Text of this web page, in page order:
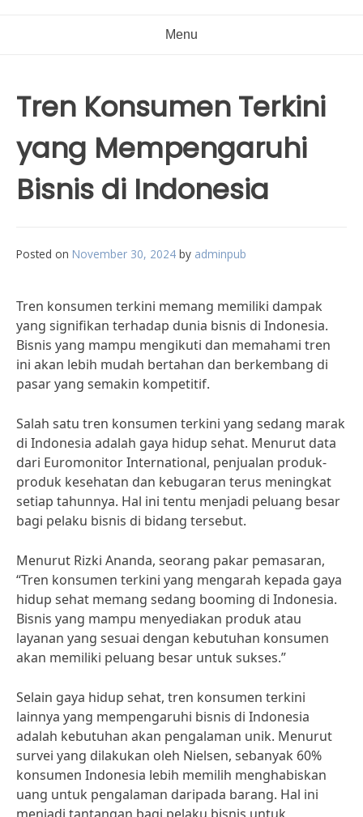
Menu
Tren Konsumen Terkini
yang Mempengaruhi
Bisnis di Indonesia
Posted on November 30, 2024 by adminpub
Tren konsumen terkini memang memiliki dampak
yang signifikan terhadap dunia bisnis di Indonesia.
Bisnis yang mampu mengikuti dan memahami tren
ini akan lebih mudah bertahan dan berkembang di
pasar yang semakin kompetitif.
Salah satu tren konsumen terkini yang sedang marak
di Indonesia adalah gaya hidup sehat. Menurut data
dari Euromonitor International, penjualan produk-
produk kesehatan dan kebugaran terus meningkat
setiap tahunnya. Hal ini tentu menjadi peluang besar
bagi pelaku bisnis di bidang tersebut.
Menurut Rizki Ananda, seorang pakar pemasaran,
“Tren konsumen terkini yang mengarah kepada gaya
hidup sehat memang sedang booming di Indonesia.
Bisnis yang mampu menyediakan produk atau
layanan yang sesuai dengan kebutuhan konsumen
akan memiliki peluang besar untuk sukses.”
Selain gaya hidup sehat, tren konsumen terkini
lainnya yang mempengaruhi bisnis di Indonesia
adalah kebutuhan akan pengalaman unik. Menurut
survei yang dilakukan oleh Nielsen, sebanyak 60%
konsumen Indonesia lebih memilih menghabiskan
uang untuk pengalaman daripada barang. Hal ini